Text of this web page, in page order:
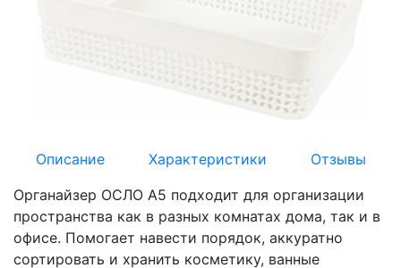
Описание Характеристики
Отзывы
Органайзер ОСЛО А5 подходит для организации
пространства как в разных комнатах дома, так и в
офисе. Помогает навести порядок, аккуратно
сортировать и хранить косметику, ванные